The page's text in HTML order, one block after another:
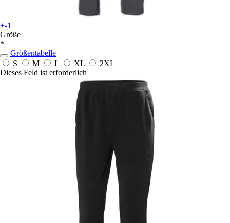
+-1
Größe
*
Größentabelle
S
M L XL
2XL
Dieses Feld ist erforderlich